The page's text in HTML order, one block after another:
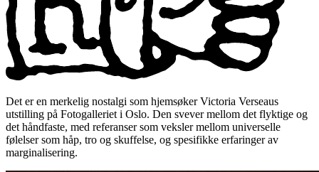
Det er en merkelig nostalgi som hjemsøker Victoria Verseaus
utstilling på Fotogalleriet i Oslo. Den svever mellom det flyktige og
det håndfaste, med referanser som veksler mellom universelle
følelser som håp, tro og skuffelse, og spesifikke erfaringer av
marginalisering.